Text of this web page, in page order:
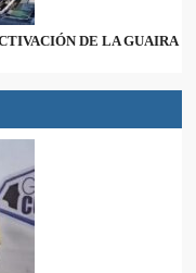
DE LA GUAIRA